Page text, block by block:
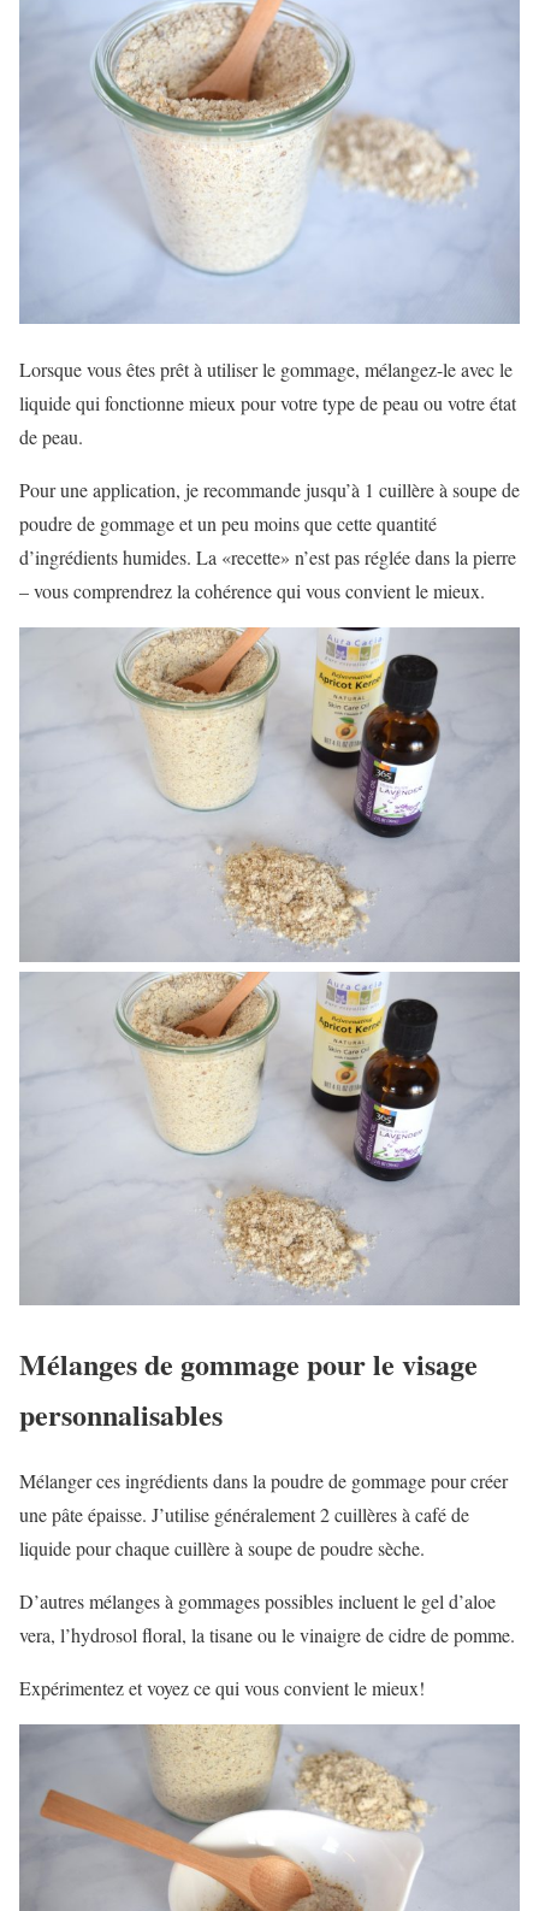
Lorsque vous êtes prêt à utiliser le gommage, mélangez-le avec le
liquide qui fonctionne mieux pour votre type de peau ou votre état
de peau.
Pour une application, je recommande jusqu’à 1 cuillère à soupe de
poudre de gommage et un peu moins que cette quantité
d’ingrédients humides. La «recette» n’est pas réglée dans la pierre
– vous comprendrez la cohérence qui vous convient le mieux.
Mélanges de gommage pour le visage
personnalisables
Mélanger ces ingrédients dans la poudre de gommage pour créer
une pâte épaisse. J’utilise généralement 2 cuillères à café de
liquide pour chaque cuillère à soupe de poudre sèche.
D’autres mélanges à gommages possibles incluent le gel d’aloe
vera, l’hydrosol floral, la tisane ou le vinaigre de cidre de pomme.
Expérimentez et voyez ce qui vous convient le mieux!